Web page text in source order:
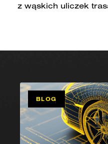
z wąskich uliczek
BLOG